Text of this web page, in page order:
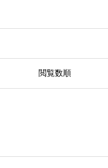
閲覧数順